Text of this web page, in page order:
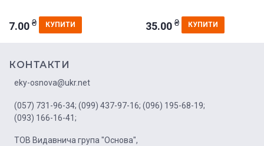
7.00 ₴ КУПИТИ 35.00 ₴ КУПИТИ
КОНТАКТИ
eky-osnova@ukr.net
(057) 731-96-34; (099) 437-97-16; (096) 195-68-19;
(093) 166-16-41;
ТОВ Видавнича група "Основа",